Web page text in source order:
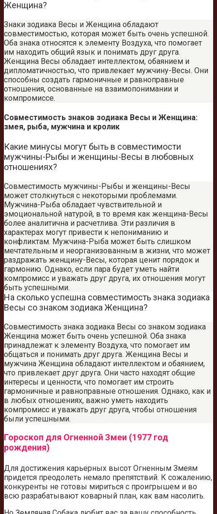
Женщина?
Знаки зодиака Весы и Женщина обладают
совместимостью, которая может быть очень успешной.
Оба знака относятся к элементу Воздуха, что помогает
им находить общий язык и понимать друг друга.
Женщина Весы обладает интеллектом, обаянием и
дипломатичностью, что привлекает мужчину-Весы. Они
способны создать гармоничные и равноправные
отношения, основанные на взаимопонимании и
компромиссе.
Совместимость знаков зодиака Весы и Женщина:
змея, рыба, мужчина и кролик
Какие минусы могут быть в совместимости
мужчины-Рыбы и женщины-Весы в любовных
отношениях?
Совместимость мужчины-Рыбы и женщины-Весы
может столкнуться с некоторыми проблемами.
Мужчина-Рыба обладает чувствительной и
эмоциональной натурой, в то время как женщина-Весы
более аналитична и расчетлива. Эти различия в
характерах могут привести к непониманию и
конфликтам. Мужчина-Рыба может быть слишком
мечтательным и неорганизованным в жизни, что может
раздражать женщину-Весы, которая ценит порядок и
гармонию. Однако, если пара будет уметь найти
компромисс и уважать друг друга, их отношения могут
быть успешными.
На сколько успешна совместимость знака зодиака
Весы со знаком зодиака Женщина?
Совместимость знака зодиака Весы со знаком зодиака
Женщина может быть очень успешной. Оба знака
принадлежат к элементу Воздуха, что помогает им
общаться и понимать друг друга. Женщина Весы и
мужчина Женщина обладают интеллектом и обаянием,
что привлекает друг друга. Они часто находят общие
интересы и ценности, что помогает им строить
гармоничные и равноправные отношения. Однако, как и
в любых отношениях, важно уметь находить
компромисс и уважать друг друга, чтобы отношения
были успешными.
Гороскоп для Огненной Змеи (1977 год
рождения)
Для достижения карьерных высот Огненным Змеям
придется преодолеть немало препятствий. К сожалению,
конкуренты не готовы мириться с проигрышем и во
всю разрабатывают коварный план, как вам насолить.